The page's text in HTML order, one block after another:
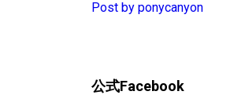
Post by ponycanyon
公式Facebook